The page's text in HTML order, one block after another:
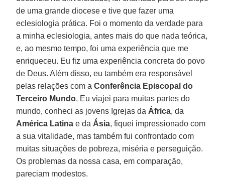
de uma grande diocese e tive que fazer uma
eclesiologia prática. Foi o momento da verdade para
a minha eclesiologia, antes mais do que nada teórica,
e, ao mesmo tempo, foi uma experiência que me
enriqueceu. Eu fiz uma experiência concreta do povo
de Deus. Além disso, eu também era responsável
pelas relações com aConferência Episcopal do
Terceiro Mundo. Eu viajei para muitas partes do
mundo, conheci as jovens Igrejas da África, da
América Latinae da Ásia, fiquei impressionado com
a sua vitalidade, mas também fui confrontado com
muitas situações de pobreza, miséria e perseguição.
Os problemas da nossa casa, em comparação,
pareciam modestos.